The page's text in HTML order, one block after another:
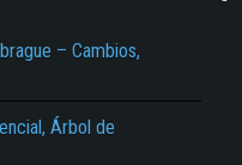
– Cambios,
Árbol de